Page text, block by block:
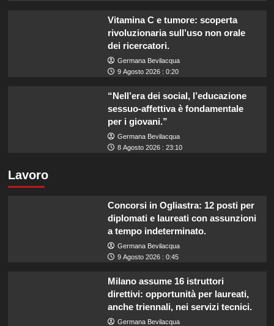
Vitamina C e tumore: scoperta
rivoluzionaria sull’uso non orale
dei ricercatori.
Germana Bevilacqua
9 Agosto 2026 : 0:20
“Nell’era dei social, l’educazione
sessuo-affettiva è fondamentale
per i giovani.”
Germana Bevilacqua
8 Agosto 2026 : 23:10
Lavoro
Concorsi in Ogliastra: 12 posti per
diplomati e laureati con assunzioni
a tempo indeterminato.
Germana Bevilacqua
9 Agosto 2026 : 0:45
Milano assume 16 istruttori
direttivi: opportunità per laureati,
anche triennali, nei servizi tecnici.
Germana Bevilacqua